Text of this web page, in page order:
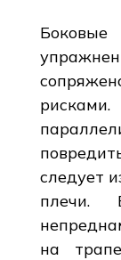
следует
плечи.
на